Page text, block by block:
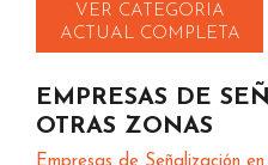
VER CATEGORIA
ACTUAL COMPLETA
EMPRESAS DE
OTRAS ZONAS